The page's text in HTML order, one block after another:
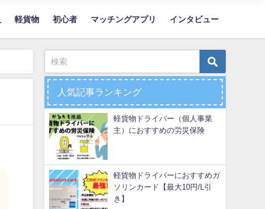
軽貨物 初心者 マッチングアプリ インタビュー
人気記事ランキング
軽貨物ドライバー（個人事業
主）におすすめの労災保険
軽貨物ドライバーにおすすめガ
ソリンカード【最大10円/L引
き】